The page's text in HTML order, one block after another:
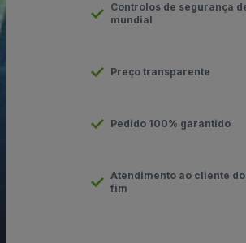
Controlos de segurança
mundial
Preço transparente
Pedido 100% garantido
Atendimento ao cliente
fim